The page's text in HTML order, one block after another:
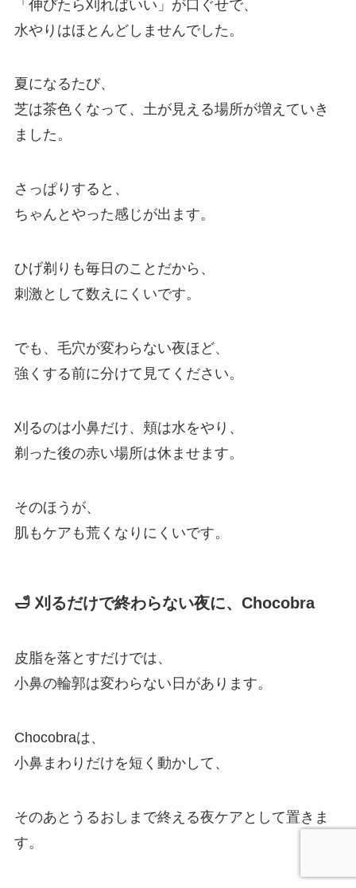
「伸びたら刈ればいい」が口ぐせで、
水やりはほとんどしませんでした。
夏になるたび、
芝は茶色くなって、土が見える場所が増えていき
ました。
さっぱりすると、
ちゃんとやった感じが出ます。
ひげ剃りも毎日のことだから、
刺激として数えにくいです。
でも、毛穴が変わらない夜ほど、
強くする前に分けて見てください。
刈るのは小鼻だけ、頬は水をやり、
剃った後の赤い場所は休ませます。
そのほうが、
肌もケアも荒くなりにくいです。
🛁 刈るだけで終わらない夜に、Chocobra
皮脂を落とすだけでは、
小鼻の輪郭は変わらない日があります。
Chocobraは、
小鼻まわりだけを短く動かして、
そのあとうるおしまで終える夜ケアとして置きま
す。